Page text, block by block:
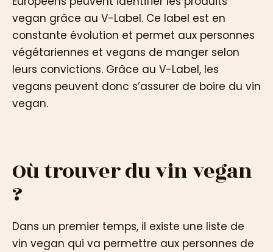
vegan grâce au V-Label. Ce label est en
constante évolution et permet aux personnes
végétariennes et vegans de manger selon
leurs convictions. Grâce au V-Label, les
vegans peuvent donc s’assurer de boire du vin
vegan.
Où trouver du vin vegan
?
Dans un premier temps, il existe une liste de
vin vegan qui va permettre aux personnes de